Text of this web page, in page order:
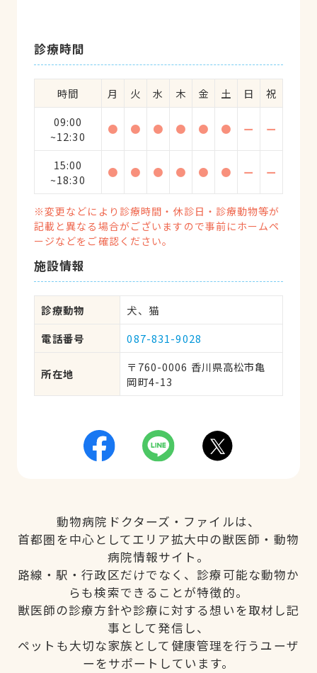
診療時間
時間 月 火 水 木 金 土 日
祝
09:00
~12:30
● ● ● ● ● ● ー ー
15:00
~18:30
● ● ● ● ● ● ー ー
※変更などにより診療時間・休診日・診療動物等が
記載と異なる場合がございますので事前にホームペ
ージなどをご確認ください。
施設情報
診療動物
犬、猫
電話番号
087-831-9028
所在地
〒760-0006 香川県高松市亀
岡町4-13
動物病院ドクターズ・ファイルは、
首都圏を中心としてエリア拡大中の獣医師・動物
病院情報サイト。
路線・駅・行政区だけでなく、診療可能な動物か
らも検索できることが特徴的。
獣医師の診療方針や診療に対する想いを取材し記
事として発信し、
ペットも大切な家族として健康管理を行うユーザ
ーをサポートしています。